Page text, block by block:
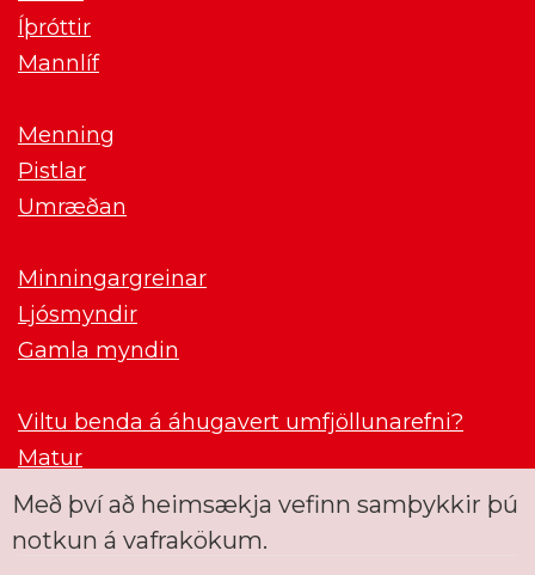
Íþróttir
Mannlíf
Menning
Pistlar
Umræðan
Minningargreinar
Ljósmyndir
Gamla myndin
Viltu benda á áhugavert umfjöllunarefni?
Matur
Með því að heimsækja vefinn samþykkir þú
notkun á vafrakökum.